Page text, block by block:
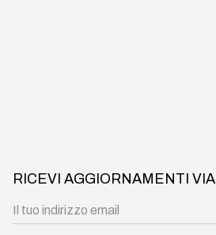
RICEVI AGGIORNAMENTI VIA